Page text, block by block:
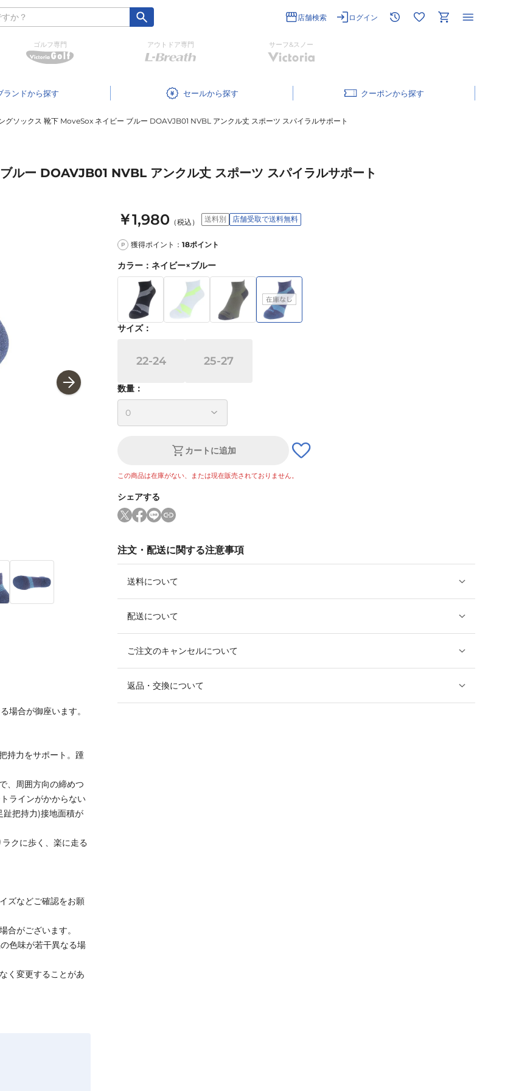
店舗検索 ログイン
ゴルフ専門 アウトドア専門 サーフ&スノー
ランド セール クーポン
グソックス 靴下 MoveSox ネイビー ブルー DOAVJB01 NVBL アンクル丈 スポーツ スパイラルサポート
ルー DOAVJB01 NVBL アンクル丈 スポーツ スパイラルサポート
￥1,980 （税込） 送料別 店舗受取で送料無料
P 獲得ポイント： 18ポイント
カラー ： ネイビー×ブルー
サイズ：
22-24 25-27
数量：
カートに追加
この商品は在庫がない、または現在販売されておりません。
シェアする
注文・配送に関する注意事項
送料について
配送について
ご注文のキャンセルについて
返品・交換について
場合が御座います。
持力をサポート。踵
、周囲方向の締めつ
ラインがかからない
趾把持力)接地面積が
クに歩く、楽に走る
ズなどご確認をお願
がございます。
色味が若干異なる場
く変更することがあ